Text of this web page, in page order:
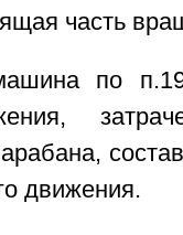
часть
по
движения.